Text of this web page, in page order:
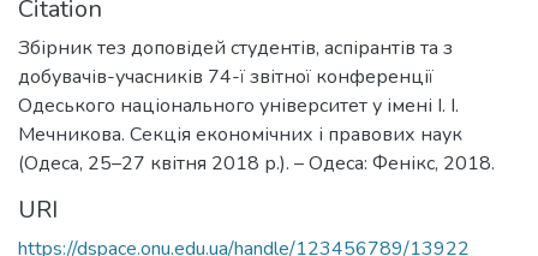
Citation
Збірник тез доповідей студентів, аспірантів та з
добувачів-учасників 74-ї звітної конференції
Одеського національного університет у імені І. І.
Мечникова. Секція економічних і правових наук
(Одеса, 25–27 квітня 2018 р.). – Одеса: Фенікс, 2018.
URI
https://dspace.onu.edu.ua/handle/123456789/13922